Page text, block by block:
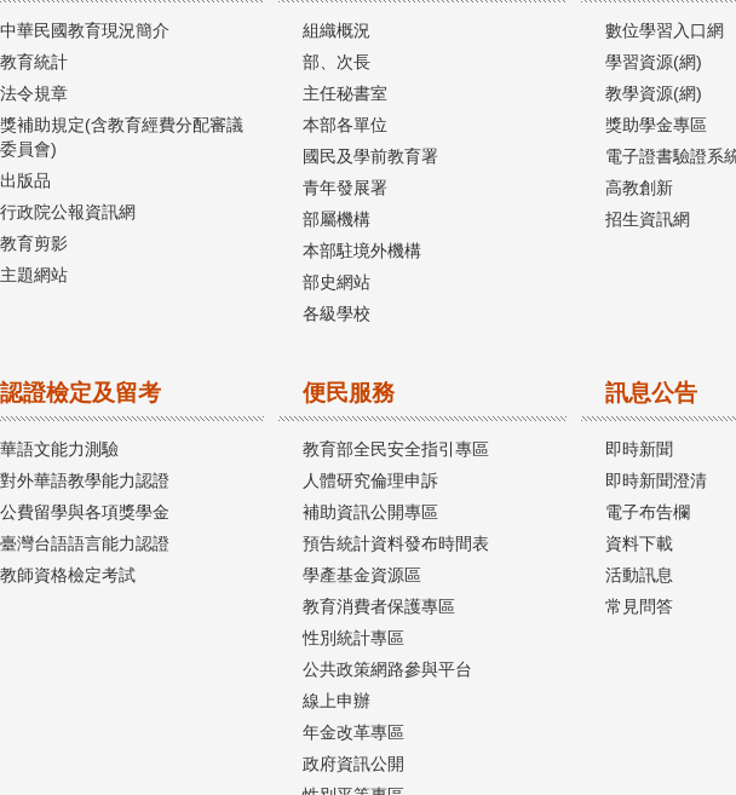
中華民國教育現況簡介
教育統計
法令規章
獎補助規定(含教育經費分配審議
委員會)
出版品
行政院公報資訊網
教育剪影
主題網站
組織概況
部、次長
主任秘書室
本部各單位
國民及學前教育署
青年發展署
部屬機構
本部駐境外機構
部史網站
各級學校
數位學習入口網
學習資源(網)
教學資源(網)
獎助學金專區
電子證書驗證系
高教創新
招生資訊網
認證檢定及留考
華語文能力測驗
對外華語教學能力認證
公費留學與各項獎學金
臺灣台語語言能力認證
教師資格檢定考試
便民服務
教育部全民安全指引專區
人體研究倫理申訴
補助資訊公開專區
預告統計資料發布時間表
學產基金資源區
教育消費者保護專區
性別統計專區
公共政策網路參與平台
線上申辦
年金改革專區
政府資訊公開
訊息公告
即時新聞
即時新聞澄清
電子布告欄
資料下載
活動訊息
常見問答